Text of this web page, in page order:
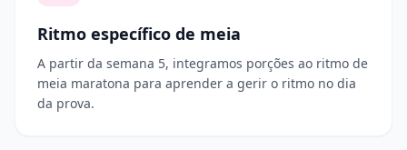
Ritmo específico de meia
A partir da semana 5, integramos porções ao ritmo de
meia maratona para aprender a gerir o ritmo no dia
da prova.